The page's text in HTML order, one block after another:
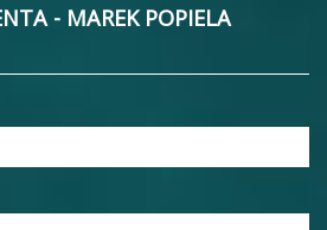
- MAREK POPIELA